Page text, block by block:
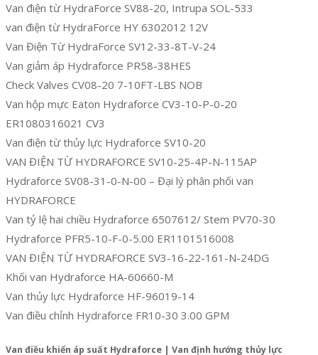
Van điện từ HydraForce SV88-20, Intrupa SOL-533
van điện từ HydraForce HY 6302012 12V
Van Điện Từ HydraForce SV12-33-8T-V-24
Van giảm áp Hydraforce PR58-38HES
Check Valves CV08-20 7-10FT-LBS NOB
Van hộp mực Eaton Hydraforce CV3-10-P-0-20
ER1080316021 CV3
Van điện từ thủy lực Hydraforce SV10-20
VAN ĐIỆN TỪ HYDRAFORCE SV10-25-4P-N-115AP
Hydraforce SV08-31-0-N-00 – Đại lý phân phối van
HYDRAFORCE
Van tỷ lệ hai chiều Hydraforce 6507612/ Stem PV70-30
Hydraforce PFR5-10-F-0-5.00 ER1101516008
VAN ĐIỆN TỪ HYDRAFORCE SV3-16-22-161-N-24DG
Khối van Hydraforce HA-60660-M
Van thủy lực Hydraforce HF-96019-14
Van điều chỉnh Hydraforce FR10-30 3.00 GPM
Van điều khiển áp suất Hydraforce | Van định hướng thủy lực